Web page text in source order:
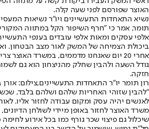
האוצר שפורסם לפני שעה קלה.
נשיא התאחדות התעשיינים ויו״ר נשיאות
תומר, אמר כי ״חרף השיפור הקל במתווה
אלפי עסקים ומאות אלפי עובדים בענפי
ביכולת הצמיחה של המשק לאור מצב הבטחון.
אחרי 20 יום שאנחנו מדממים, במשרד האוצר
גודל השעה ולהבין שחלק מהניצחון הוא גם
חזקה.
רון תומר יו"ר התאחדות התעשיינים,צילום: אורן
"להבין שזוהי האחריות שלהם ושלהם בלבד,
לאנשים יהיה עסק ומקום עבודה לחזור אליו.
משרד האוצר לחזור באופן מיידי לשולחן
שיכלול גם פיצוי שכר גורף כמו בכל אירוע